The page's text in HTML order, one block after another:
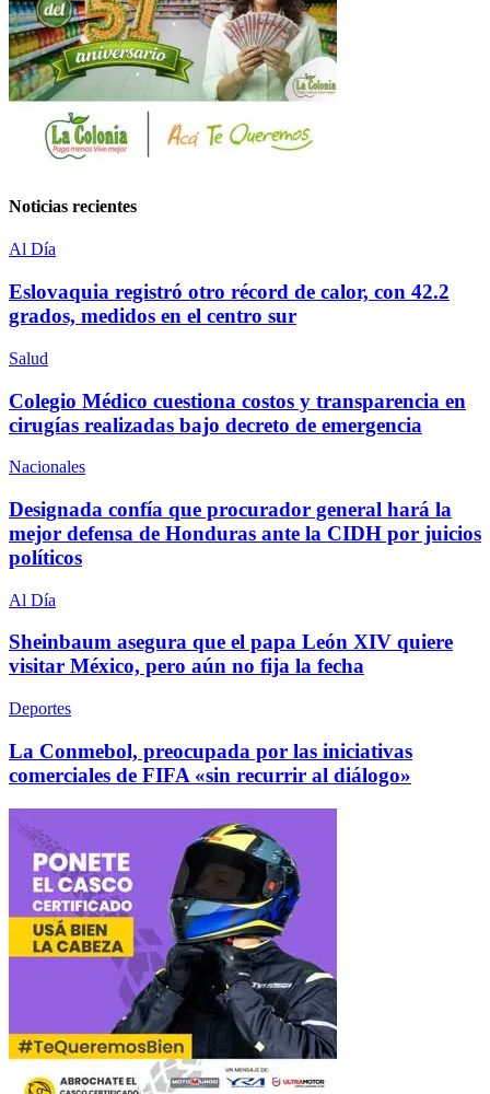
Noticias recientes
Al Día
Eslovaquia registró otro récord de calor, con 42.2
grados, medidos en el centro sur
Salud
Colegio Médico cuestiona costos y transparencia en
cirugías realizadas bajo decreto de emergencia
Nacionales
Designada confía que procurador general hará la
mejor defensa de Honduras ante la CIDH por juicios
políticos
Al Día
Sheinbaum asegura que el papa León XIV quiere
visitar México, pero aún no fija la fecha
Deportes
La Conmebol, preocupada por las iniciativas
comerciales de FIFA «sin recurrir al diálogo»